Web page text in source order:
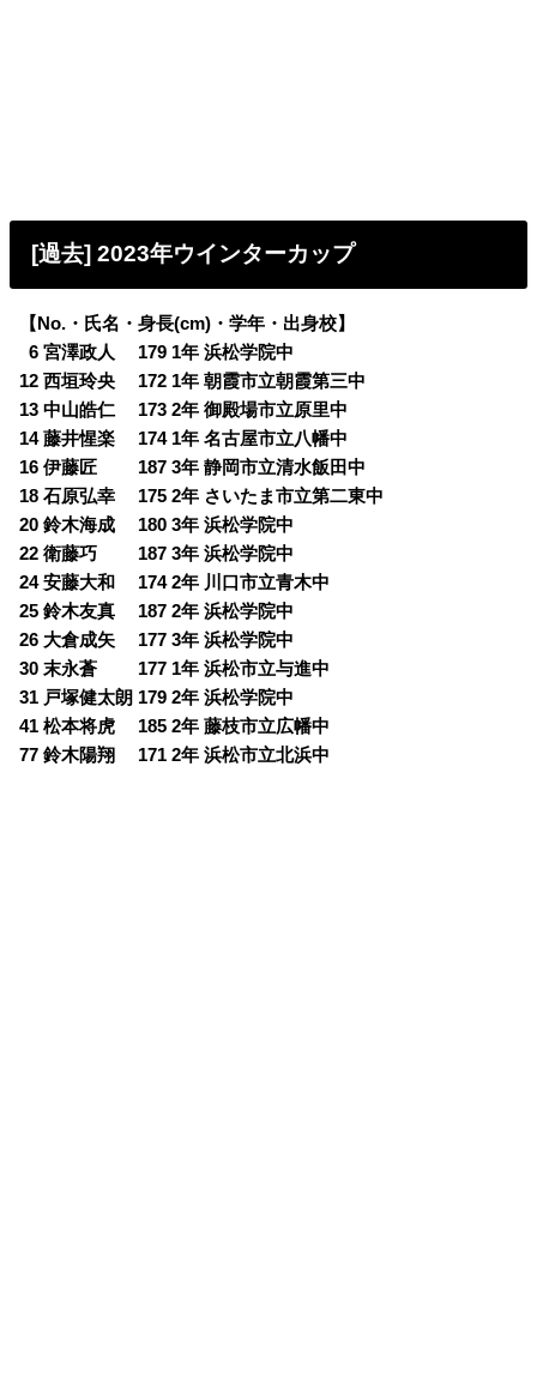
[過去] 2023年ウインターカップ
【No.・氏名・身長(cm)・学年・出身校】
06 宮澤政人 179 1年 浜松学院中
12 西垣玲央 172 1年 朝霞市立朝霞第三中
13 中山皓仁 173 2年 御殿場市立原里中
14 藤井惺楽 174 1年 名古屋市立八幡中
16 伊藤匠 187 3年 静岡市立清水飯田中
18 石原弘幸 175 2年 さいたま市立第二東中
20 鈴木海成 180 3年 浜松学院中
22 衛藤巧 187 3年 浜松学院中
24 安藤大和 174 2年 川口市立青木中
25 鈴木友真 187 2年 浜松学院中
26 大倉成矢 177 3年 浜松学院中
30 末永蒼 177 1年 浜松市立与進中
31 戸塚健太朗 179 2年 浜松学院中
41 松本将虎 185 2年 藤枝市立広幡中
77 鈴木陽翔 171 2年 浜松市立北浜中